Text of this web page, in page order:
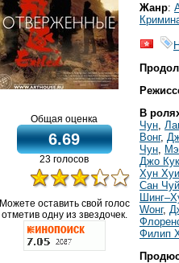
Общая оценка
6.69
23 голосов
Можете оставить свой голос
отметив одну из звездочек.
Жанр:
В
Чун
Вонг,
Чун
Джо Кук
Хун Хуи
Сан Чуй
Wонг,
Филип